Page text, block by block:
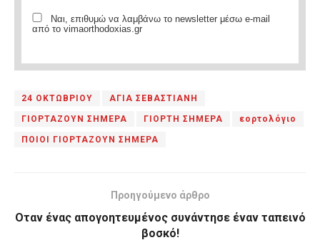
Ναι, επιθυμώ να λαμβάνω το newsletter μέσω e-mail
από το vimaorthodoxias.gr
24 ΟΚΤΩΒΡΙΟΥ ΑΓΙΑ ΣΕΒΑΣΤΙΑΝΗ
ΓΙΟΡΤΑΖΟΥΝ ΣΗΜΕΡΑ ΓΙΟΡΤΗ ΣΗΜΕΡΑ εορτολόγιο
ΠΟΙΟΙ ΓΙΟΡΤΑΖΟΥΝ ΣΗΜΕΡΑ
Προηγούμενο άρθρο
Oταν ένας απογοητευμένος συνάντησε έναν ταπεινό
βοσκό!